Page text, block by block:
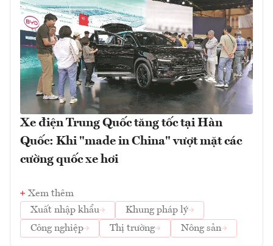
Xe điện Trung Quốc tăng tốc tại Hàn
Quốc: Khi "made in China" vượt mặt các
cường quốc xe hơi
Xem thêm
Xuất nhập khẩu
Khung pháp lý
Công nghiệp
Thị trường Nông sản